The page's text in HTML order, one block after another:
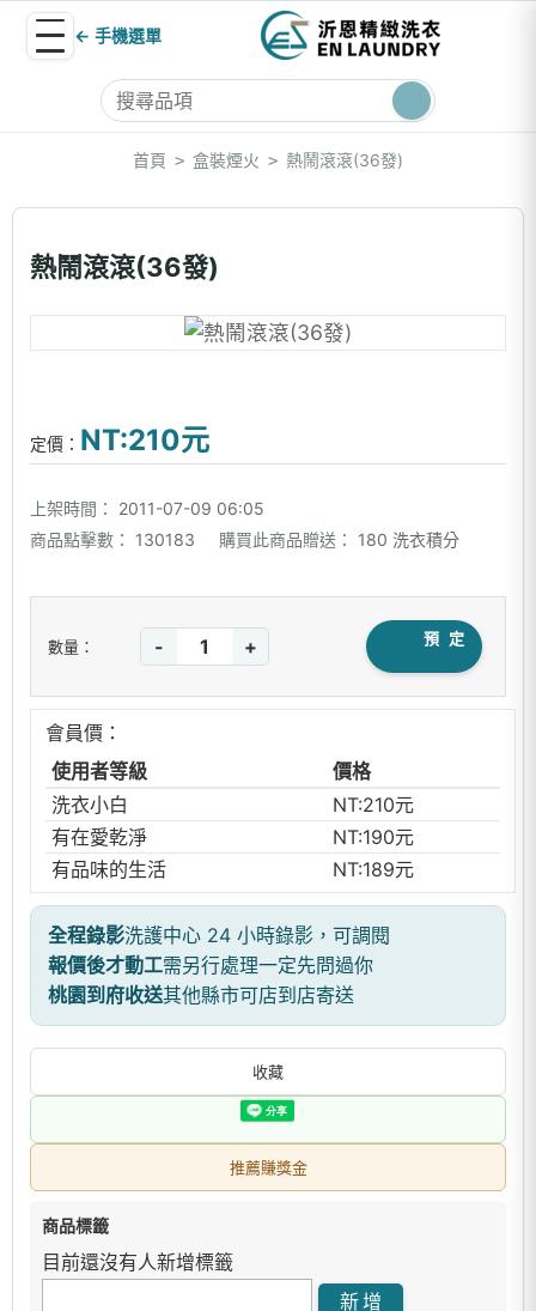
← 手機選單
首頁 > 盒裝煙火 > 熱鬧滾滾(36發)
熱鬧滾滾(36發)
定價： NT:210元
上架時間：
2011-07-09 06:05
商品點擊數：
130183 購買此商品贈送： 180 洗衣積分
數量： - + 預 定
會員價：
使用者等級
價格
洗衣小白
NT:210元
有在愛乾淨
NT:190元
有品味的生活
NT:189元
全程錄影洗護中心 24 小時錄影，可調閱
報價後才動工需另行處理一定先問過你
桃園到府收送其他縣市可店到店寄送
收藏
推薦賺獎金
商品標籤
目前還沒有人新增標籤